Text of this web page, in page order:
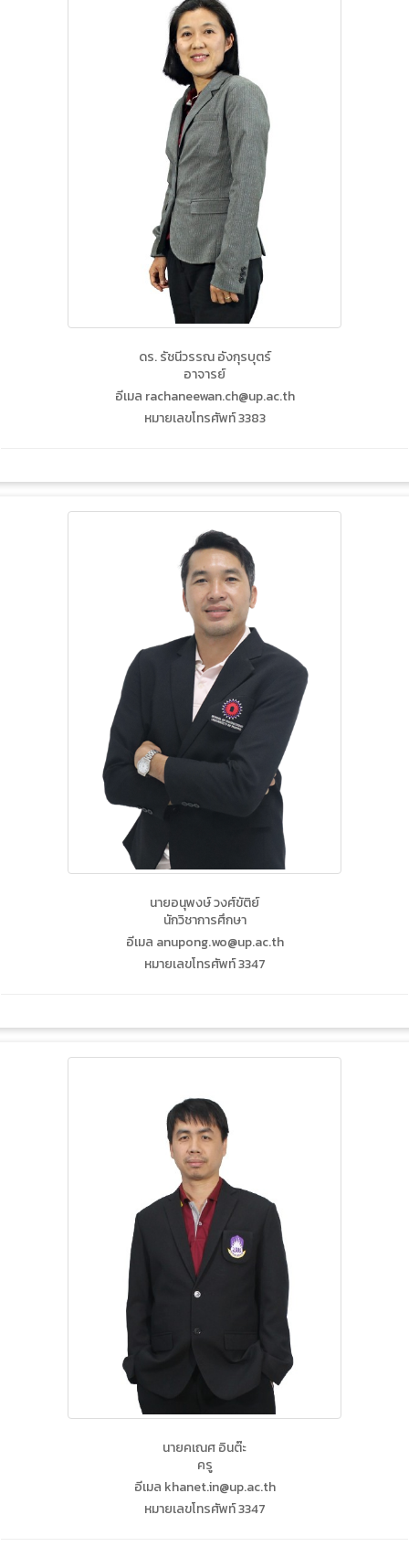
ดร. รัชนีวรรณ อังกุรบุตร์
อาจารย์
อีเมล rachaneewan.ch@up.ac.th
หมายเลขโทรศัพท์ 3383
นายอนุพงษ์ วงศ์ขัติย์
นักวิชาการศึกษา
อีเมล anupong.wo@up.ac.th
หมายเลขโทรศัพท์ 3347
นายคเณศ อินต๊ะ
ครู
อีเมล khanet.in@up.ac.th
หมายเลขโทรศัพท์ 3347